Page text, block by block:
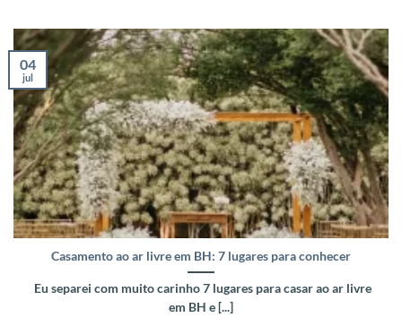
Casamento ao ar livre em BH: 7 lugares para conhecer
Eu separei com muito carinho 7 lugares para casar ao ar livre
em BH e [...]
04
jul